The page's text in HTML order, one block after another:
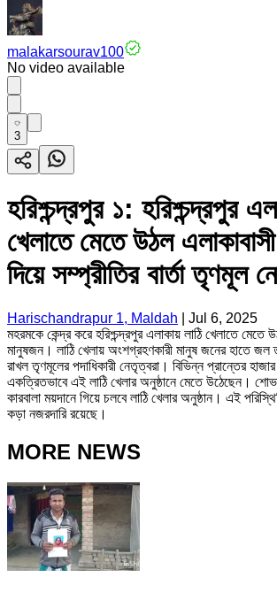
malakarsourav100
No video available
3
হরিশ্চন্দ্রপুর ১: হরিশ্চন্দ্রপুর
খেলাতে মেতে উঠল
দিয়ে সম্প্রীতির বার্তা তৃণমূল
Harischandrapur 1, Maldah
Jul 6, 2025
মহরমকে কেন্দ্র করে হরিশ্চন্দ্রপুর এলাকায় লাঠি খেলাতে মেতে
মানুষজন। লাঠি খেলায় অংশগ্রহণকারী মানুষ জনের হাতে জল
রাখল তৃণমূলের পদাধিকারী নেতৃত্বরা। বিভিন্ন প্রান্তের
একত্রিতভাবে এই লাঠি খেলার অনুষ্ঠানে মেতে উঠেছেন।
কারবালা ময়দানে গিয়ে চলবে লাঠি খেলার অনুষ্ঠান। এই
কড়া নজরদারি রয়েছে।
MORE NEWS